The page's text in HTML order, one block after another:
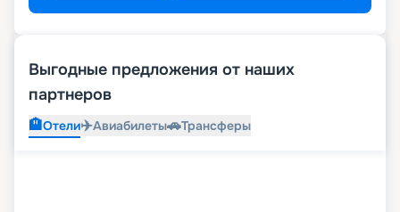
Выгодные предложения от наших
партнеров
🏨Отели✈️Авиабилеты🚗Трансферы